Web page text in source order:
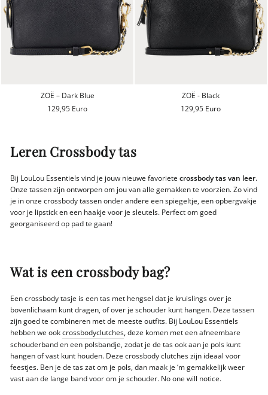
ZOË – Dark Blue
129,95 Euro
ZOË - Black
129,95 Euro
Leren Crossbody tas
Bij LouLou Essentiels vind je jouw nieuwe favoriete crossbody tas van leer.
Onze tassen zijn ontworpen om jou van alle gemakken te voorzien. Zo vind
je in onze crossbody tassen onder andere een spiegeltje, een opbergvakje
voor je lipstick en een haakje voor je sleutels. Perfect om goed
georganiseerd op pad te gaan!
Wat is een crossbody bag?
Een crossbody tasje is een tas met hengsel dat je kruislings over je
bovenlichaam kunt dragen, of over je schouder kunt hangen. Deze tassen
zijn goed te combineren met de meeste outfits. Bij LouLou Essentiels
hebben we ookcrossbodyclutches deze komen met een afneembare
schouderband en een polsbandje, zodat je de tas ook aan je pols kunt
hangen of vast kunt houden. Deze crossbody clutches zijn ideaal voor
feestjes. Ben je de tas zat om je pols, dan maak je ‘m gemakkelijk weer
vast aan de lange band voor om je schouder. No one will notice.